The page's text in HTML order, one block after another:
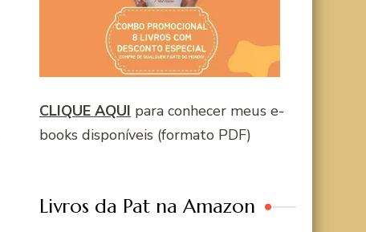
CLIQUE AQUI para conhecer meus e-
books disponíveis (formato PDF)
Livros da Pat na Amazon